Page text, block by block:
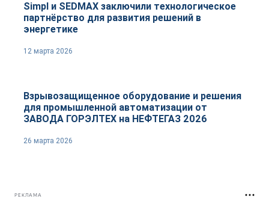
Simpl и SEDMAX заключили технологическое
партнёрство для развития решений в
энергетике
12 марта 2026
Репортаж
Взрывозащищенное оборудование и решения
для промышленной автоматизации от
ЗАВОДА ГОРЭЛТЕХ на НЕФТЕГАЗ 2026
26 марта 2026
РЕКЛАМА